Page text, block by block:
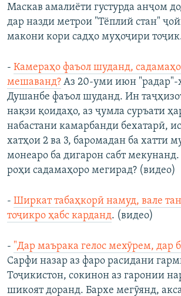
Маскав амалиёти густурда анҷом
дар назди метрои "Тёплий стан"
макони кори садҳо муҳоҷири
- Камераҳо фаъол шуданд,
мешаванд? Аз 20-уми июн "радар"-
Душанбе фаъол шуданд. Ин
нақзи қоидаҳо, аз ҷумла суръати
набастани камарбанди бехатарӣ,
хатҳои 2 ва 3, баромадан ба хатти
монеаро ба дигарон сабт
роҳи садамаҳоро мегирад? (видео)
- Ширкат табаҳкорӣ намуд, вале
тоҷикро ҳабс карданд. (видео)
- "Дар маърака гелос мехӯрем, дар
Сарфи назар аз фаро расидани
Тоҷикистон, сокинон аз гаронии
шикоят доранд. Бархе мегӯянд,